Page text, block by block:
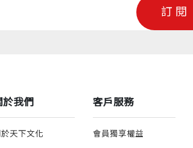
訂閱
於我們
天下文化
客戶服務
會員獨享權益